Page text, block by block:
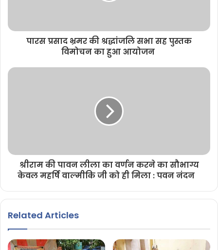
पारस प्रसाद भ्रमर की श्रद्धांजलि सभा सह पुस्तक
विमोचन का हुआ आयोजन
श्रीराम की पावन लीला का वर्णन करने का सौभाग्य
केवल महर्षि वाल्मीकि जी को ही मिला : पवन नंदन
Related Articles